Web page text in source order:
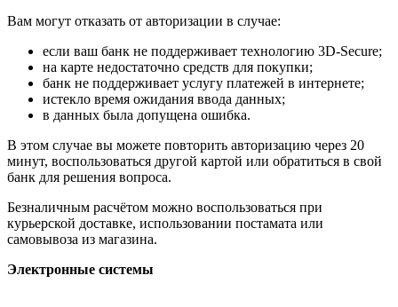
Вам могут отказать от авторизации в случае:
если ваш банк не поддерживает технологию 3D-Secure;
на карте недостаточно средств для покупки;
банк не поддерживает услугу платежей в интернете;
истекло время ожидания ввода данных;
в данных была допущена ошибка.
В этом случае вы можете повторить авторизацию через 20
минут, воспользоваться другой картой или обратиться в свой
банк для решения вопроса.
Безналичным расчётом можно воспользоваться при
курьерской доставке, использовании постамата или
самовывоза из магазина.
Электронные системы